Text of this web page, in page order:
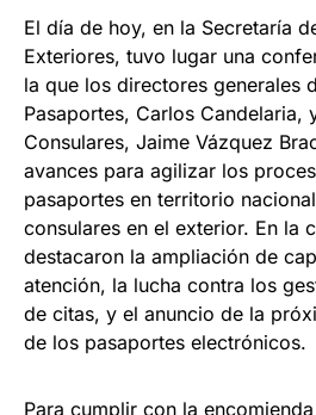
El día de hoy, en la Secretaría
Exteriores, tuvo lugar una
la que los directores generales
Pasaportes, Carlos Candelaria,
Consulares, Jaime Vázquez
avances para agilizar los
pasaportes en territorio
consulares en el exterior. En la
destacaron la ampliación de
atención, la lucha contra los
de citas, y el anuncio de la
de los pasaportes electrónicos.
Para cumplir con la